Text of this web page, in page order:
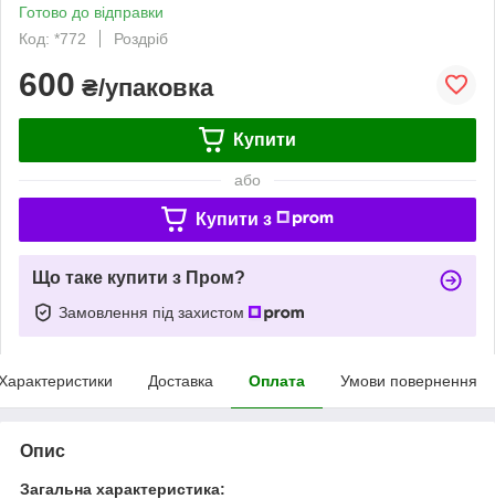
Готово до відправки
Код: *772
Роздріб
600 ₴/упаковка
Купити
або
Купити з
Що таке купити з Пром?
Замовлення під захистом
Доставка Оплата Умови повернення
Опис
Загальна характеристика: